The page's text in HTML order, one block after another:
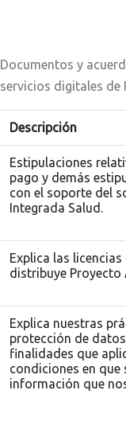
Documentos y
servicios digitales de
Descripción
Estipulaciones
pago y demás
con el soporte del
Integrada Salud.
Explica las
distribuye Proyecto
Explica nuestras
protección de
finalidades que
condiciones en que
información que